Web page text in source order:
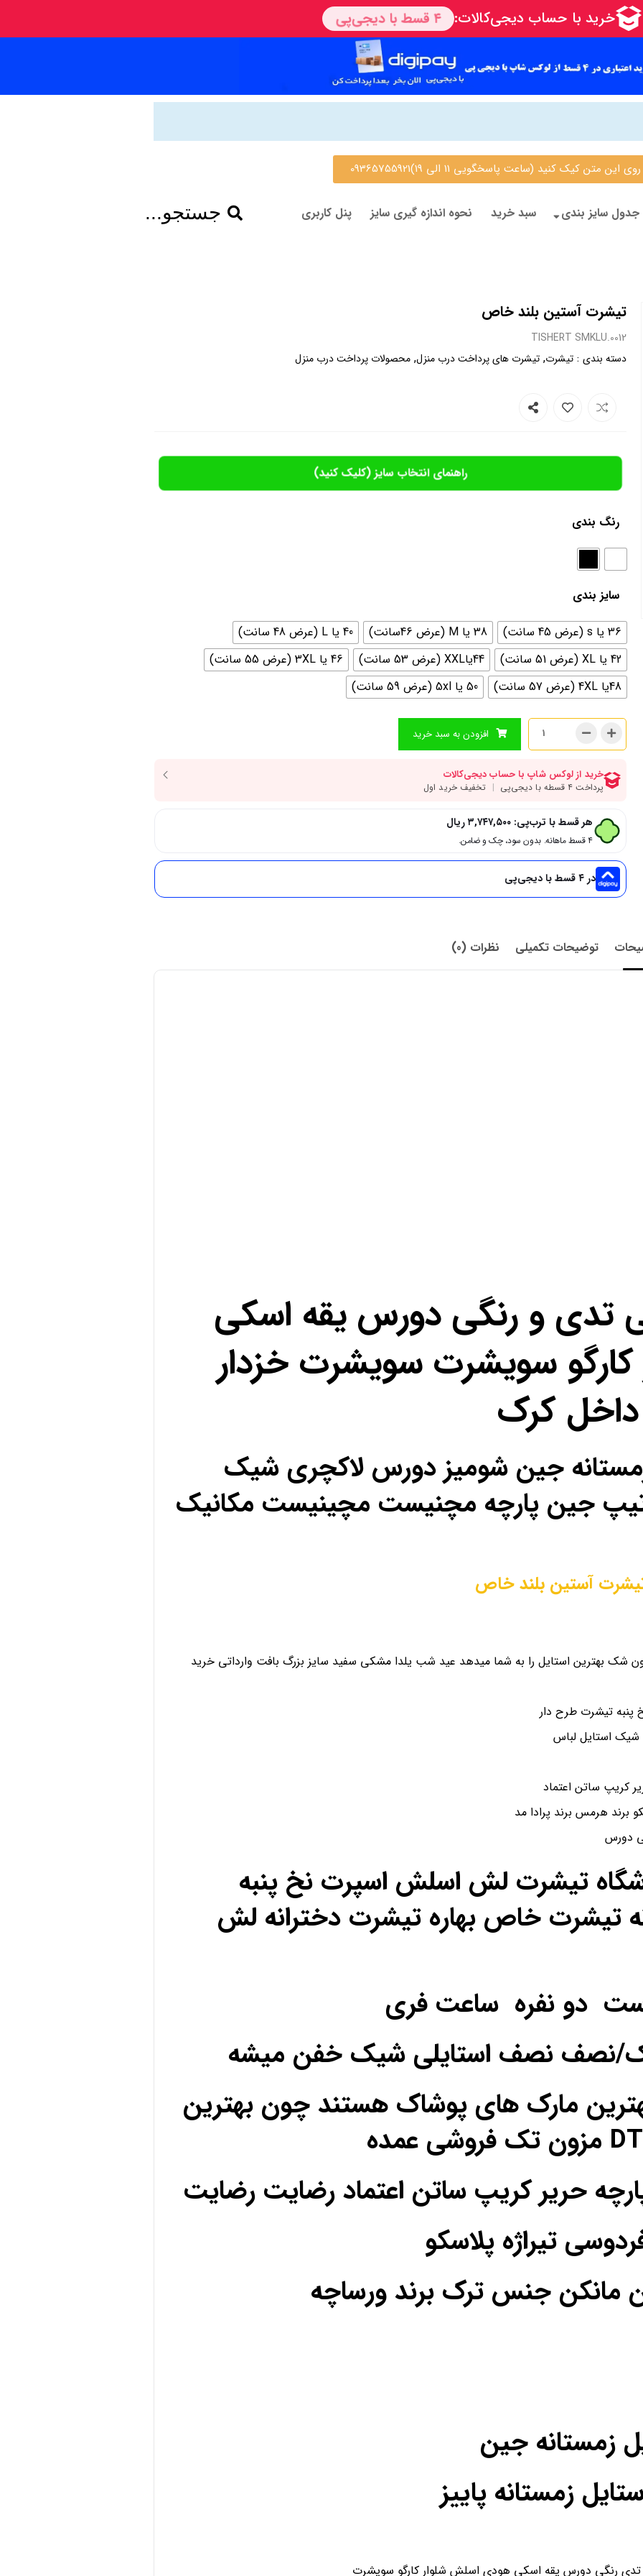
کیک کنید (ساعت پاسخگویی 11 الی 19)09365755921
جدول سایز بندی سبد خرید نحوه اندازه گیری سایز پنل کاربری جستجو...
تیشرت آستین بلند خاص
0012.TISHERT SMKLU
دسته بندی : تیشرت, تیشرت های پرداخت درب منزل, محصولات پرداخت درب منزل
راهنمای انتخاب سایز (کلیک کنید)
رنگ بندی
سایز بندی
36 یا s (عرض 45 سانت) 38 یا M (عرض 46سانت)
40 یا L (عرض 48 سانت)
42 یا XL (عرض 51 سانت)
44یاXXL (عرض 53 سانت)
46 یا 3XL (عرض 55 سانت)
48یا 4XL (عرض 57 سانت)
50 یا 5xl (عرض 59 سانت)
افزودن به سبد خرید
هر قسط با ترب‌پی: ۳,۷۴۷,۵۰۰ریال
۴ قسط ماهانه. بدون سود، چک و ضامن.
در ۴ قسط با دیجی‌پی
توضیحات تکمیلی نظرات (0)
تدی و رنگی دورس یقه اسکی
سویشرت سویشرت خزدار
کرک
زمستانه جین شومیز دورس لاکچری شیک
تیپ جین پارچه مچنیست مچینیست مکانیک
آستین بلند خاص
بهترین استایل را به شما میدهد عید شب یلدا مشکی سفید سایز بزرگ بافت وارداتی خرید
تیشرت طرح دار
شیک استایل لباس
برند هرمس برند پرادا مد
دورس
تیشرت لش اسلش اسپرت نخ پنبه
تیشرت خاص بهاره تیشرت دخترانه لش
دو نفره ساعت فری
نصف نصف استایلی شیک خفن میشه
مارک های پوشاک هستند چون بهترین
تیراژه پلاسکو
مانکن جنس ترک برند ورساچه
زمستانه جین
زمستانه پاییز